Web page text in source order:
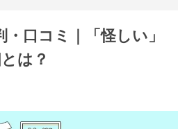
口コミ｜「怪しい」
は？